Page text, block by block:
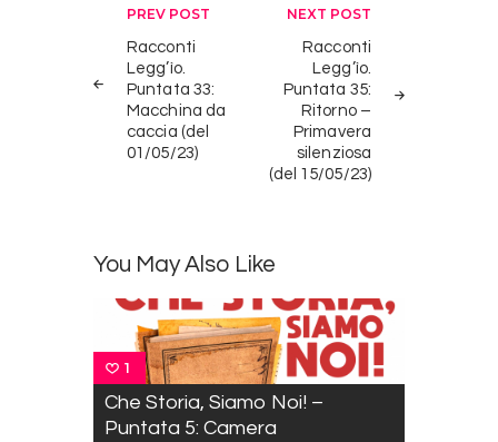
Navigazione
articoli
PREV POST
Racconti
Legg’ìo.
Puntata 33:
Macchina da
caccia (del
01/05/23)
NEXT POST
Racconti
Legg’ìo.
Puntata 35:
Ritorno –
Primavera
silenziosa
(del 15/05/23)
You May Also Like
1
Che Storia, Siamo Noi! –
Puntata 5: Camera